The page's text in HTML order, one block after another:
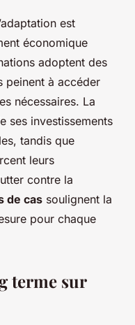
est
économique
adoptent des
peinent à accéder
nécessaires. La
ses investissements
tandis que
leurs
contre la
de cas soulignent la
pour chaque
terme sur